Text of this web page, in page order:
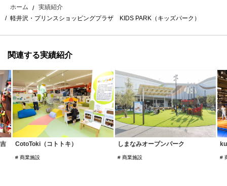
ホーム
実績紹介
軽井沢・プリンスショッピングプラザ KIDS PARK（キッズパーク）
関連する実績紹介
（コトトキ）
商業施設
しまなみオープンパーク
商業施設
kusu-
商業施設